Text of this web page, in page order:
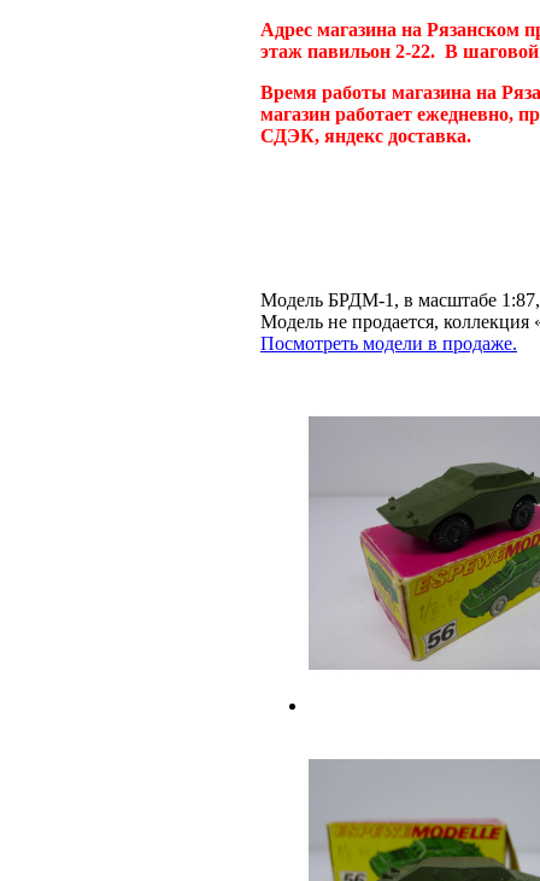
Адрес магазина на Рязанском
этаж павильон 2-22. В
Время работы магазина на
магазин работает ежедневно,
СДЭК, яндекс доставка.
Модель БРДМ-1, в масштабе
Модель не продается,
Посмотреть модели в продаже.